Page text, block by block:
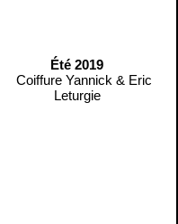
Été 2019